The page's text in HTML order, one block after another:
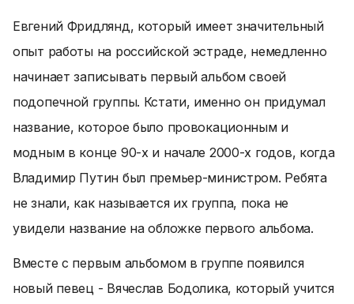
Евгений Фридлянд, который имеет значительный
опыт работы на российской эстраде, немедленно
начинает записывать первый альбом своей
подопечной группы. Кстати, именно он придумал
название, которое было провокационным и
модным в конце 90-х и начале 2000-х годов, когда
Владимир Путин был премьер-министром. Ребята
не знали, как называется их группа, пока не
увидели название на обложке первого альбома.
Вместе с первым альбомом в группе появился
новый певец - Вячеслав Бодолика, который учится